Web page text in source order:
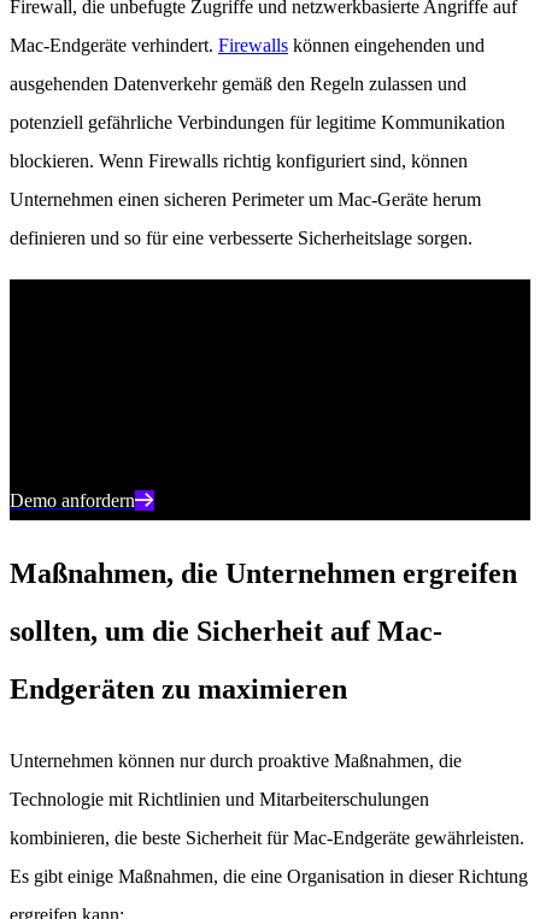
Firewall, die unbefugte Zugriffe und netzwerkbasierte Angriffe auf
Mac-Endgeräte verhindert. Firewalls können eingehenden und
ausgehenden Datenverkehr gemäß den Regeln zulassen und
potenziell gefährliche Verbindungen für legitime Kommunikation
blockieren. Wenn Firewalls richtig konfiguriert sind, können
Unternehmen einen sicheren Perimeter um Mac-Geräte herum
definieren und so für eine verbesserte Sicherheitslage sorgen.
Demo anfordern
Maßnahmen, die Unternehmen ergreifen
sollten, um die Sicherheit auf Mac-
Endgeräten zu maximieren
Unternehmen können nur durch proaktive Maßnahmen, die
Technologie mit Richtlinien und Mitarbeiterschulungen
kombinieren, die beste Sicherheit für Mac-Endgeräte gewährleisten.
Es gibt einige Maßnahmen, die eine Organisation in dieser Richtung
ergreifen kann: